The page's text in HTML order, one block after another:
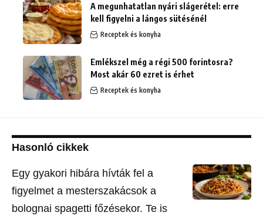
A megunhatatlan nyári slágerétel: erre
kell figyelni a lángos sütésénél
Receptek és konyha
Emlékszel még a régi 500 forintosra?
Most akár 60 ezret is érhet
Receptek és konyha
Hasonló cikkek
Egy gyakori hibára hívták fel a
figyelmet a mesterszakácsok a
bolognai spagetti főzésekor. Te is